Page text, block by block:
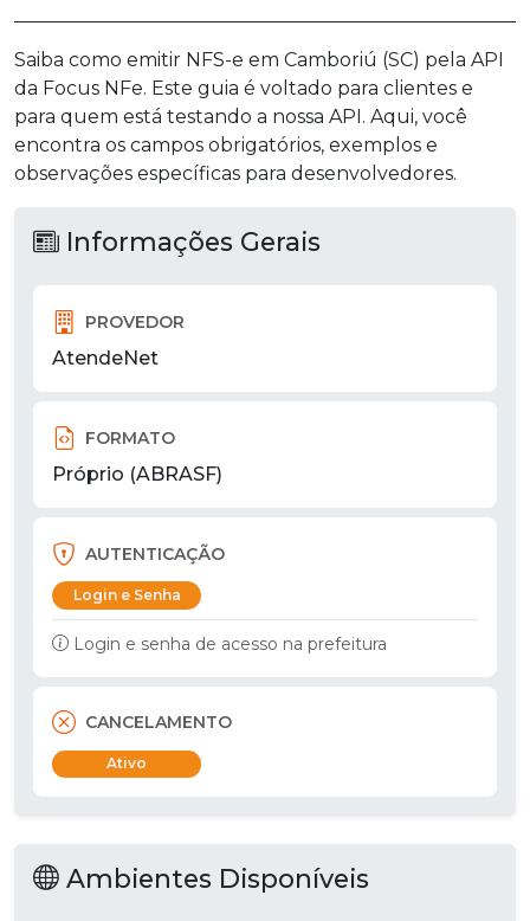
Saiba como emitir NFS-e em Camboriú (SC) pela API
da Focus NFe. Este guia é voltado para clientes e
para quem está testando a nossa API. Aqui, você
encontra os campos obrigatórios, exemplos e
observações específicas para desenvolvedores.
Informações Gerais
PROVEDOR
AtendeNet
FORMATO
Próprio (ABRASF)
AUTENTICAÇÃO
Login e Senha
Login e senha de acesso na prefeitura
CANCELAMENTO
Ativo
Ambientes Disponíveis